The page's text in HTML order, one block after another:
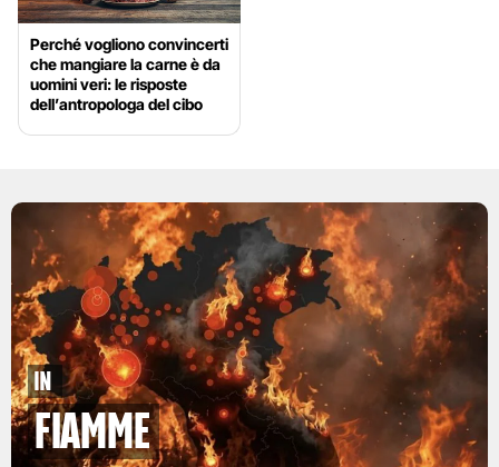
Perché vogliono convincerti
che mangiare la carne è da
uomini veri: le risposte
dell’antropologa del cibo
In
fiamme